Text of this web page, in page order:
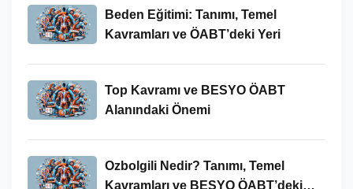
Beden Eğitimi: Tanımı, Temel
Kavramları ve ÖABT’deki Yeri
Top Kavramı ve BESYO ÖABT
Alanındaki Önemi
Ozbolgili Nedir? Tanımı, Temel
Kavramları ve BESYO ÖABT’deki